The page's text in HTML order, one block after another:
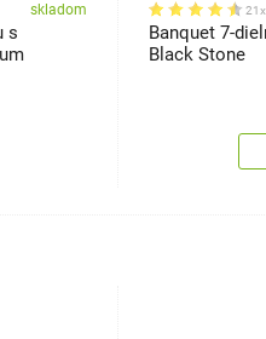
skladom
s
21x
Banquet 7-
Black Stone